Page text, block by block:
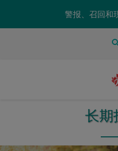
警报、召回和
长期